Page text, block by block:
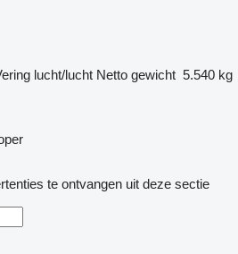
lucht/lucht Netto gewicht 5.540 kg
te ontvangen uit deze sectie